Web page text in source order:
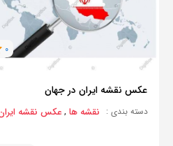
0
عکس نقشه ایران در جهان
دسته بندی : نقشه ها , عکس نقشه